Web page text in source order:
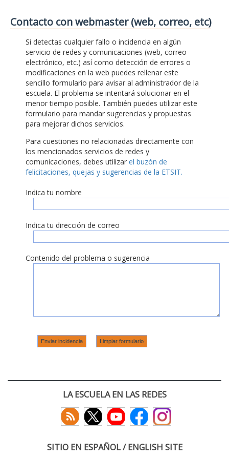
Contacto con webmaster (web, correo, etc)
Si detectas cualquier fallo o incidencia en algún
servicio de redes y comunicaciones (web, correo
electrónico, etc.) así como detección de errores o
modificaciones en la web puedes rellenar este
sencillo formulario para avisar al administrador de la
escuela. El problema se intentará solucionar en el
menor tiempo posible. También puedes utilizar este
formulario para mandar sugerencias y propuestas
para mejorar dichos servicios.
Para cuestiones no relacionadas directamente con
los mencionados servicios de redes y
comunicaciones, debes utilizar el buzón de
felicitaciones, quejas y sugerencias de la ETSIT.
Indica tu nombre
Indica tu dirección de correo
Contenido del problema o sugerencia
LA ESCUELA EN LAS REDES
SITIO EN ESPAÑOL / ENGLISH SITE